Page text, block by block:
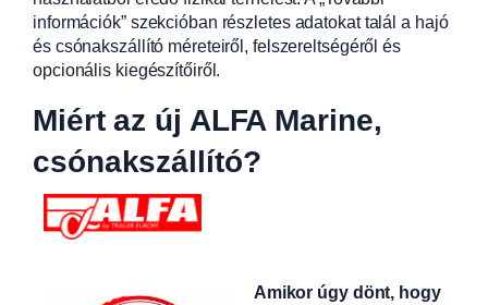
információk” szekcióban részletes adatokat talál a hajó
és csónakszállító méreteiről, felszereltségéről és
opcionális kiegészítőiről.
Miért az új ALFA Marine,
csónakszállító?
Amikor úgy dönt, hogy